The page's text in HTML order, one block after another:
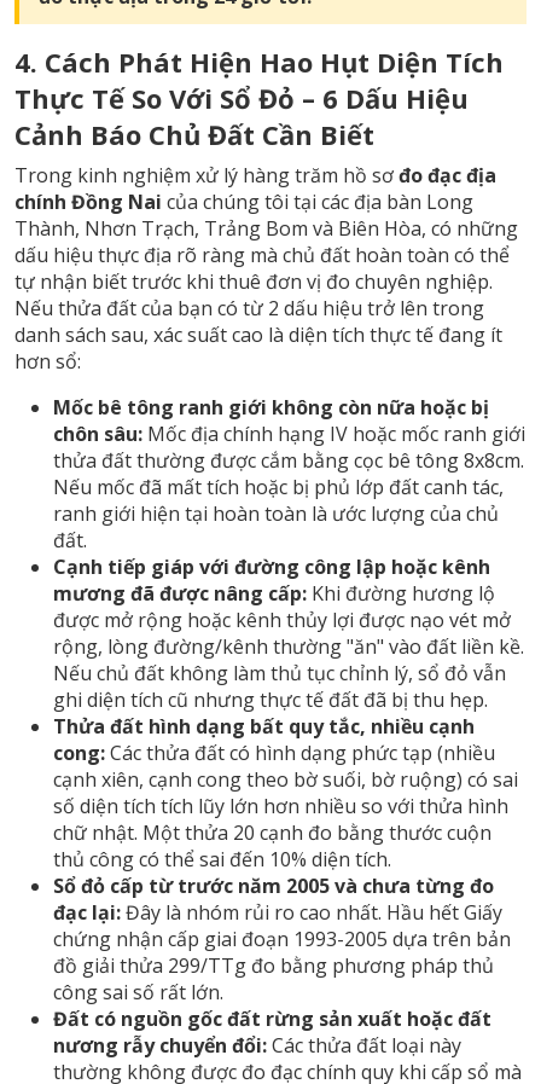
4. Cách Phát Hiện Hao Hụt Diện Tích
Thực Tế So Với Sổ Đỏ – 6 Dấu Hiệu
Cảnh Báo Chủ Đất Cần Biết
Trong kinh nghiệm xử lý hàng trăm hồ sơđo đạc địa
chính Đồng Nai của chúng tôi tại các địa bàn Long
Thành, Nhơn Trạch, Trảng Bom và Biên Hòa, có những
dấu hiệu thực địa rõ ràng mà chủ đất hoàn toàn có thể
tự nhận biết trước khi thuê đơn vị đo chuyên nghiệp.
Nếu thửa đất của bạn có từ 2 dấu hiệu trở lên trong
danh sách sau, xác suất cao là diện tích thực tế đang ít
hơn sổ:
Mốc bê tông ranh giới không còn nữa hoặc bị
chôn sâu: Mốc địa chính hạng IV hoặc mốc ranh giới
thửa đất thường được cắm bằng cọc bê tông 8x8cm.
Nếu mốc đã mất tích hoặc bị phủ lớp đất canh tác,
ranh giới hiện tại hoàn toàn là ước lượng của chủ
đất.
Cạnh tiếp giáp với đường công lập hoặc kênh
mương đã được nâng cấp: Khi đường hương lộ
được mở rộng hoặc kênh thủy lợi được nạo vét mở
rộng, lòng đường/kênh thường "ăn" vào đất liền kề.
Nếu chủ đất không làm thủ tục chỉnh lý, sổ đỏ vẫn
ghi diện tích cũ nhưng thực tế đất đã bị thu hẹp.
Thửa đất hình dạng bất quy tắc, nhiều cạnh
cong:Các thửa đất có hình dạng phức tạp (nhiều
cạnh xiên, cạnh cong theo bờ suối, bờ ruộng) có sai
số diện tích tích lũy lớn hơn nhiều so với thửa hình
chữ nhật. Một thửa 20 cạnh đo bằng thước cuộn
thủ công có thể sai đến 10% diện tích.
Sổ đỏ cấp từ trước năm 2005 và chưa từng đo
đạc lại:Đây là nhóm rủi ro cao nhất. Hầu hết Giấy
chứng nhận cấp giai đoạn 1993-2005 dựa trên bản
đồ giải thửa 299/TTg đo bằng phương pháp thủ
công sai số rất lớn.
Đất có nguồn gốc đất rừng sản xuất hoặc đất
nương rẫy chuyển đổi:Các thửa đất loại này
thường không được đo đạc chính quy khi cấp sổ mà